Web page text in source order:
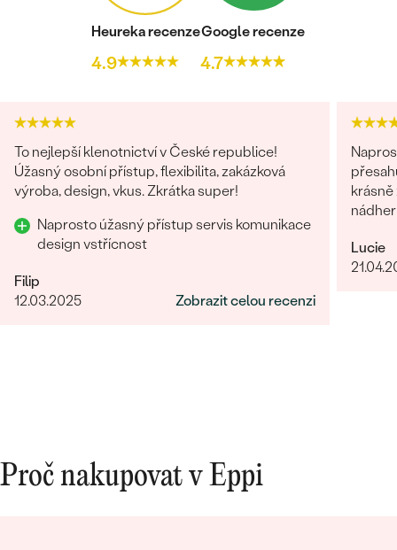
Heureka recenze
4.9
Google recenze
4.7
To nejlepší klenotnictví v České republice!
Úžasný osobní přístup, flexibilita, zakázková
výroba, design, vkus. Zkrátka super!
Naprosto úžasný přístup servis komunikace
design vstřícnost
Filip
12.03.2025
Zobrazit celou recenzi
krásně
Lucie
Proč nakupovat v Eppi